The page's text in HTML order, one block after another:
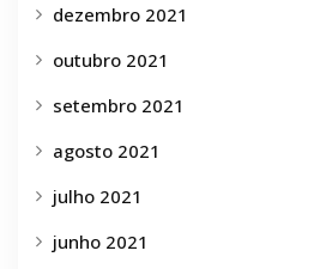
dezembro 2021
outubro 2021
setembro 2021
agosto 2021
julho 2021
junho 2021